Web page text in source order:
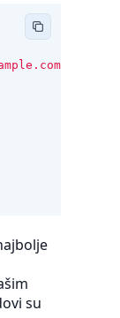
su